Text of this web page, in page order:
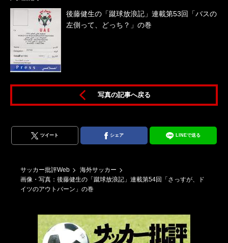
後藤健生の「蹴球放浪記」連載第53回「バスの
左側って、どっち？」の巻
写真の記事へ戻る
ツイート シェア LINEで送る
サッカー批評Web
海外サッカー
画像・写真：後藤健生の「蹴球放浪記」連載第54回「さっすが、ド
イツのアウトバーン」の巻